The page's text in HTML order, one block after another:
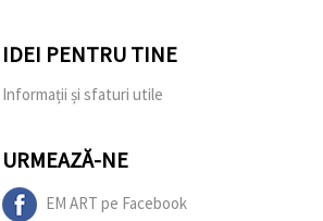
IDEI PENTRU TINE
Informații și sfaturi utile
URMEAZĂ-NE
EM ART pe Facebook